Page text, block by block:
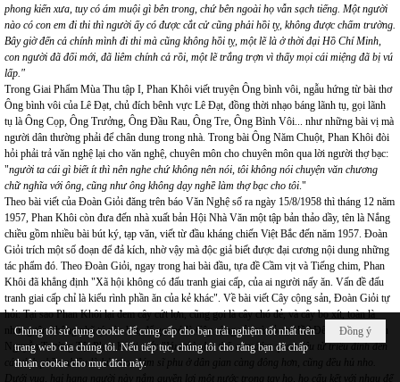
phong kiến xưa, tuy có ám muội gì bên trong, chứ bên ngoài họ vẫn sạch tiếng. Một người
nào có con em đi thi thì người ấy có được cắt cử cũng phải hồi tỵ, không được chấm trường.
Bây giờ đến cả chính mình đi thi mà cũng không hồi tỵ, một lẽ là ở thời đại Hồ Chí Minh,
con người đã đổi mới, đã liêm chính cả rồi, một lẽ trắng trợn vì thấy mọi cái miệng đã bị vú
lấp."
Trong Giai Phẩm Mùa Thu tập I, Phan Khôi viết truyện Ông bình vôi, ngẫu hứng từ bài thơ
Ông bình vôi của Lê Đạt, chủ đích bênh vực Lê Đạt, đồng thời nhạo báng lãnh tụ, gọi lãnh
tụ là Ông Cọp, Ông Trưởng, Ông Đầu Rau, Ông Tre, Ông Bình Vôi... như những bài vị mà
người dân thường phải để chân dung trong nhà. Trong bài Ông Năm Chuột, Phan Khôi đòi
hỏi phải trả văn nghệ lại cho văn nghệ, chuyên môn cho chuyên môn qua lời người thợ bạc:
"người ta cái gì biết ít thì nên nghe chứ không nên nói, tôi không nói chuyện văn chương
chữ nghĩa với ông, cũng như ông không dạy nghề làm thợ bạc cho tôi."
Theo bài viết của Đoàn Giỏi đăng trên báo Văn Nghệ số ra ngày 15/8/1958 thì tháng 12 năm
1957, Phan Khôi còn đưa đến nhà xuất bản Hội Nhà Văn một tập bản thảo dầy, tên là Nắng
chiều gồm nhiều bài bút ký, tạp văn, viết từ đầu kháng chiến Việt Bắc đến năm 1957. Đoàn
Giỏi trích một số đoạn để đả kích, nhờ vậy mà độc giả biết được đại cương nội dung những
tác phẩm đó. Theo Đoàn Giỏi, ngay trong hai bài đầu, tựa đề Cầm vịt và Tiếng chim, Phan
Khôi đã khẳng định "Xã hội không có đấu tranh giai cấp, của ai người nấy ăn. Vấn đề đấu
tranh giai cấp chỉ là kiểu rình phần ăn của kẻ khác". Về bài viết Cây cộng sản, Đoàn Giỏi tự
hỏi: Tại sao Phan Khôi lại đem cây cứt lợn, cũng gọi là cây chó đẻ, và cây bọ xít, toàn là
những tên không nhã tý nào hét, để gọi nó là Cây cộng sản và cỏ cụ Hồ? Đến bài giới thiệu
Nguyễn Trường Tộ, Phan Khôi viết: "Vua thì như thế, còn đám quan liêu từ triều đình đến
các tỉnh phần nhiều là hủ nho, đám sĩ phu ở dân gian càng đông hơn, cũng đều hủ nho.
Dưới vua, hai hạng người này nắm quyền lợi một nước trong tay họ, họ cấu kết với nhau để
Đồng ý
Chúng tôi sử dụng cookie để cung cấp cho bạn trải nghiệm tốt nhất trên
trang web của chúng tôi. Nếu tiếp tục, chúng tôi cho rằng bạn đã chấp
thuận cookie cho mục đích này.